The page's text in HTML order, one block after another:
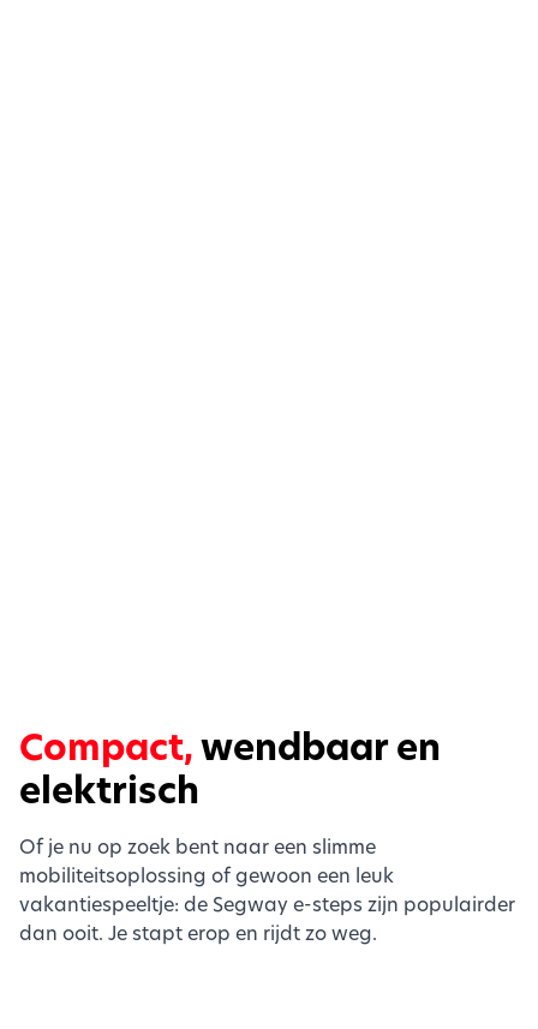
Compact,wendbaar en
elektrisch
Of je nu op zoek bent naar een slimme
mobiliteitsoplossing of gewoon een leuk
vakantiespeeltje: de Segway e-steps zijn populairder
dan ooit. Je stapt erop en rijdt zo weg.